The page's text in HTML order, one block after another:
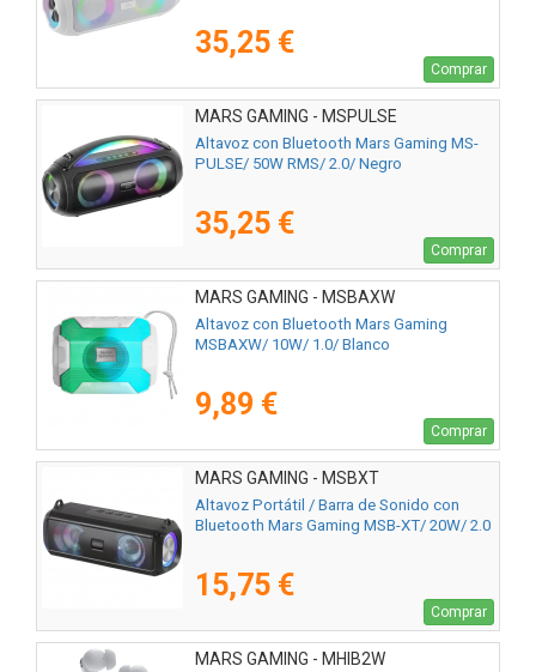
35,25 €
Comprar
MARS GAMING - MSPULSE
Altavoz con Bluetooth Mars Gaming MS-
PULSE/ 50W RMS/ 2.0/ Negro
35,25 €
Comprar
MARS GAMING - MSBAXW
Altavoz con Bluetooth Mars Gaming
MSBAXW/ 10W/ 1.0/ Blanco
9,89 €
Comprar
MARS GAMING - MSBXT
Altavoz Portátil / Barra de Sonido con
Bluetooth Mars Gaming MSB-XT/ 20W/ 2.0
15,75 €
Comprar
MARS GAMING - MHIB2W